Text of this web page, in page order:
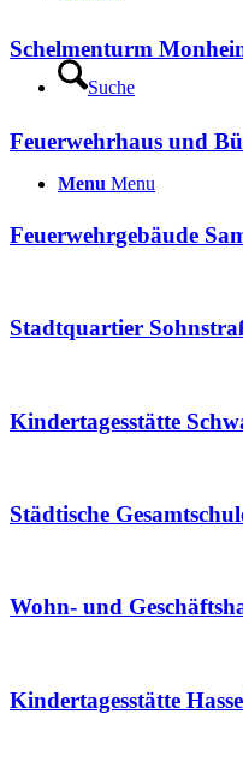
Suche
Menu Menu
Schelmenturm
Feuerwehrhaus und
Feuerwehrgebäude
Stadtquartier
Kindertagesstätte
Städtische
Wohn- und
Kindertagesstätte